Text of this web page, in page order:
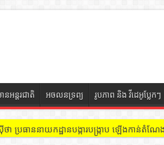
នអន្តរជាតិ អចលនទ្រព្យ រូបភាព និង វីដេអូប្លែកៗ
31 នៅខណ្ឌទួលគោក មានអ្នកជួលបន្ទប់បើកល្ប